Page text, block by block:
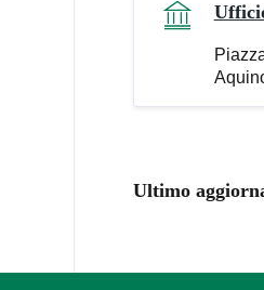
Ultimo